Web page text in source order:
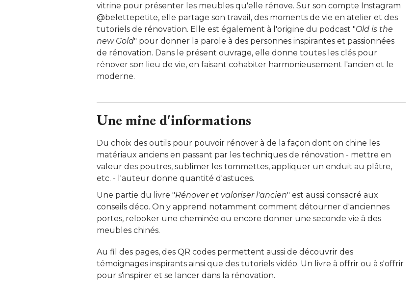
vitrine pour présenter les meubles qu'elle rénove. Sur son compte Instagram
@belettepetite, elle partage son travail, des moments de vie en atelier et des
tutoriels de rénovation. Elle est également à l'origine du podcast "Old is the
new Gold" pour donner la parole à des personnes inspirantes et passionnées
de rénovation. Dans le présent ouvrage, elle donne toutes les clés pour
rénover son lieu de vie, en faisant cohabiter harmonieusement l'ancien et le
moderne.
Une mine d'informations
Du choix des outils pour pouvoir rénover à de la façon dont on chine les
matériaux anciens en passant par les techniques de rénovation - mettre en
valeur des poutres, sublimer les tommettes, appliquer un enduit au plâtre,
etc. - l'auteur donne quantité d'astuces.
Une partie du livre "Rénover et valoriser l'ancien" est aussi consacré aux
conseils déco. On y apprend notamment comment détourner d'anciennes
portes, relooker une cheminée ou encore donner une seconde vie à des
meubles chinés.
Au fil des pages, des QR codes permettent aussi de découvrir des
témoignages inspirants ainsi que des tutoriels vidéo. Un livre à offrir ou à s'offrir
pour s'inspirer et se lancer dans la rénovation.